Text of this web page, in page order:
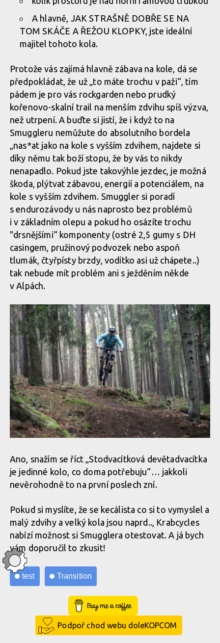
A hlavně, JAK STRAŠNĚ DOBŘE SE NA
TOM SKÁČE A ŘEŽOU KLOPKY, jste ideální
majitel tohoto kola.
Protože vás zajímá hlavně zábava na kole, dá se
předpokládat, že už „to máte trochu v paži“, tím
pádem je pro vás rockgarden nebo prudký
kořenovo-skalní trail na menším zdvihu spíš výzva,
než utrpení. A buďte si jistí, že i když to na
Smuggleru nemůžute do absolutního bordela
„nas*at jako na kole s vyšším zdvihem, najdete si
díky němu tak boží stopu, že by vás to nikdy
nenapadlo. Pokud jste takovýhle jezdec, je možná
škoda, plýtvat zábavou, energií a potenciálem, na
kole s vyšším zdvihem. Smuggler si poradí
s endurozávody u nás naprosto bez problémů
i v základním olepu a pokud ho osázíte trochu
"drsnějšími“ komponenty (ostré 2,5 gumy s DH
casingem, pružinový podvozek nebo aspoň
tlumák, čtyřpísty brzdy, vodítko asi už chápete..)
tak nebude mít problém ani s ježděním někde
v Alpách.
Ano, snažím se říct „Stodvacítková devětadvacítka
je jedinné kolo, co doma potřebuju“… jakkoli
nevěrohodně to na první poslech zní.
Pokud si myslíte, že se kecálista co si to vymyslel a
malý zdvihy a velký kola jsou naprd.., Krabcycles
nabízí možnost si Smugglera otestovat. A já bych
vám doporučil to zkusit!
test Transition
Buy Me a Coffee
Podpoř chod webu doleKOPCOM